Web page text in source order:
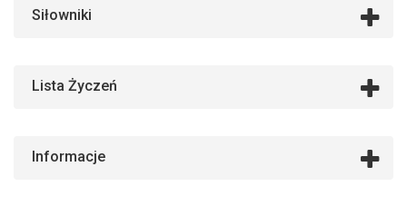
Siłowniki
Lista Życzeń
Informacje